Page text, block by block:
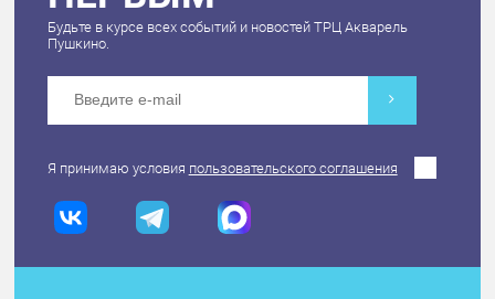
Будьте в курсе всех событий и новостей ТРЦ Акварель
Пушкино.
Я принимаю условия пользовательского соглашения